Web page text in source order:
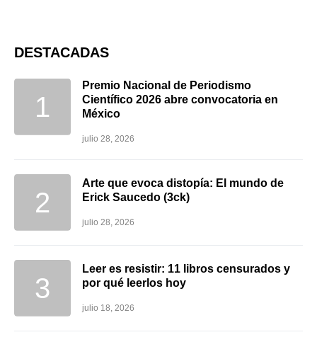
DESTACADAS
Premio Nacional de Periodismo
Científico 2026 abre convocatoria en
México
julio 28, 2026
Arte que evoca distopía: El mundo de
Erick Saucedo (3ck)
julio 28, 2026
Leer es resistir: 11 libros censurados y
por qué leerlos hoy
julio 18, 2026